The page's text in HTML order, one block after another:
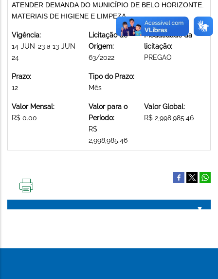
ATENDER DEMANDA DO MUNICÍPIO DE BELO HORIZONTE.
MATERIAIS DE HIGIENE E LIMPEZA
Vigência:
14-JUN-23 a 13-JUN-
24
Licitação de
Origem:
63/2022
Modalidade da
licitação:
PREGAO
Prazo:
12
Tipo do Prazo:
Mês
Valor Mensal:
R$ 0.00
Valor para o
Período:
R$
2,998,985.46
Valor Global:
R$ 2,998,985.46
PÁGINA